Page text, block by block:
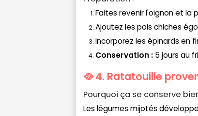
Faites revenir l'oignon et la
Ajoutez les pois chiches
Incorporez les épinards en
Conservation : 5 jours au
🥘 4. Ratatouille
Pourquoi ça se conserve
Les légumes mijotés